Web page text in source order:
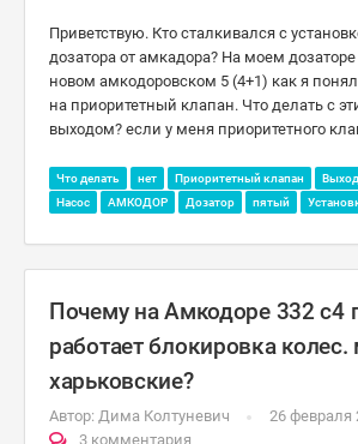
Приветствую. Кто сталкивался с
дозатора от амкадора? На моем
новом амкодоровском 5 (4+1) как я
на приоритетный клапан. Что делать с
выходом? если у меня приоритетного
Что делать нет Приоритетный клапан Выход
Насос
АМКОДОР Дозатор пятый
Почему на Амкодоре 332 с4
работает блокировка
харьковские?
Автор: Дима Колтуневич
26 февраля
3 комментария